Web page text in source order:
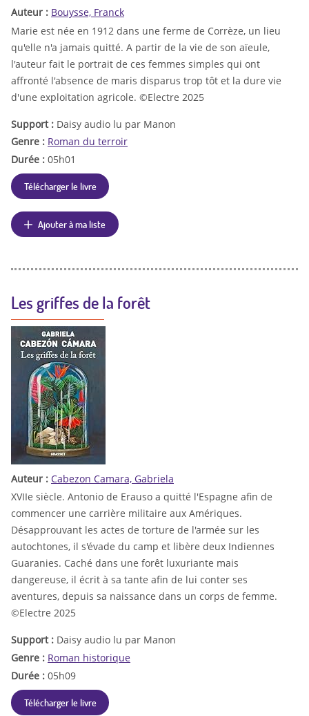
Auteur : Bouysse, Franck
Marie est née en 1912 dans une ferme de Corrèze, un lieu
qu'elle n'a jamais quitté. A partir de la vie de son aïeule,
l'auteur fait le portrait de ces femmes simples qui ont
affronté l'absence de maris disparus trop tôt et la dure vie
d'une exploitation agricole. ©Electre 2025
Support : Daisy audio lu par Manon
Genre : Roman du terroir
Durée : 05h01
Télécharger le livre
Ajouter à ma liste
Les griffes de la forêt
Auteur : Cabezon Camara, Gabriela
XVIIe siècle. Antonio de Erauso a quitté l'Espagne afin de
commencer une carrière militaire aux Amériques.
Désapprouvant les actes de torture de l'armée sur les
autochtones, il s'évade du camp et libère deux Indiennes
Guaranies. Caché dans une forêt luxuriante mais
dangereuse, il écrit à sa tante afin de lui conter ses
aventures, depuis sa naissance dans un corps de femme.
©Electre 2025
Support : Daisy audio lu par Manon
Genre : Roman historique
Durée : 05h09
Télécharger le livre